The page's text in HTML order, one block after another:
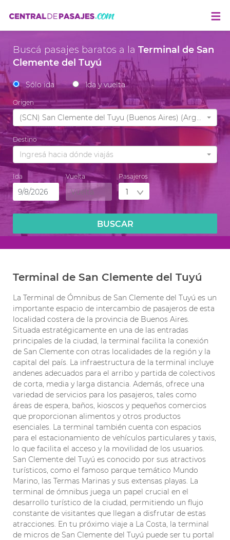
Buscá pasajes baratos a la Terminal de San
Clemente del Tuyú
Sólo ida Ida y vuelta
Origen
(SCN) San Clemente del Tuyu (Buenos Aires) (Argentina)
Destino
Ingresá hacia dónde viajás
Ida Vuelta Pasajeros
BUSCAR
Terminal de San Clemente del Tuyú
La Terminal de Ómnibus de San Clemente del Tuyú es un
importante espacio de intercambio de pasajeros de esta
localidad costera de la provincia de Buenos Aires.
Situada estratégicamente en una de las entradas
principales de la ciudad, la terminal facilita la conexión
de San Clemente con otras localidades de la región y la
capital del país. La infraestructura de la terminal incluye
andenes adecuados para el arribo y partida de colectivos
de corta, media y larga distancia. Además, ofrece una
variedad de servicios para los pasajeros, tales como
áreas de espera, baños, kioscos y pequeños comercios
que proporcionan alimentos y otros productos
esenciales. La terminal también cuenta con espacios
para el estacionamiento de vehículos particulares y taxis,
lo que facilita el acceso y la movilidad de los usuarios.
San Clemente del Tuyú es conocido por sus atractivos
turísticos, como el famoso parque temático Mundo
Marino, las Termas Marinas y sus extensas playas. La
terminal de ómnibus juega un papel crucial en el
desarrollo turístico de la ciudad, permitiendo un flujo
constante de visitantes que llegan a disfrutar de estas
atracciones. En tu próximo viaje a La Costa, la terminal
de micros de San Clemente del Tuyú puede ser tu portal